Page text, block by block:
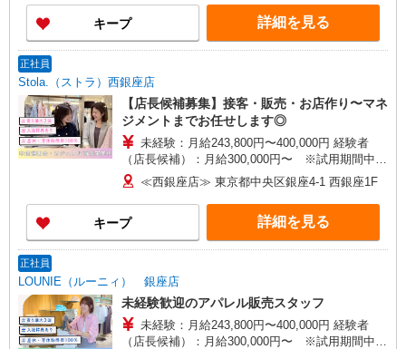
番街店／ミナモア広島店／博多阪急店／天神ソラ
リアプラザ店 ▽他、詳しくは備考をご参照くださ
い。
3万円まで交通費支給 ※試用期間（2〜3ヶ月）も
同条件 【手当】固定残業手当／資格手当／店舗職
制手当／住宅手当（実家外かつ賃貸の場合のみ別
当の種類はエリアにより異なります。詳細は面接
時にお尋ねください。 ＼入社３大特典キャンペー
ン実施中！／※詳細は備考欄にて
キープ 詳細を見る
正社員
Stola.（ストラ）西銀座店
【店長候補募集】接客・販売・お店作り〜マネ
ジメントまでお任せします◎
未経験：月給243,800円〜400,000円 経験者
（店長候補）：月給300,000円〜 ※試用期間中は
270,000円〜 ★固定残業手当：30,800円（月給に
含む） ※経験・能力考慮 ※固定残業時間は1ヶ月
あたり20時間、超過時は追加で残業手当支給 ※月
3万円まで交通費支給 ※試用期間（2〜3ヶ月）も
同条件 【手当】固定残業手当／資格手当／店舗職
途支給）※試用期間明けから支給／特別手当 ※手
当の種類はエリアにより異なります。詳細は面接
時にお尋ねください。
≪西銀座店≫ 東京都中央区銀座4-1 西銀座1F
キープ 詳細を見る
正社員
LOUNIE（ルーニィ） 銀座店
未経験歓迎のアパレル販売スタッフ
未経験：月給243,800円〜400,000円 経験者
（店長候補）：月給300,000円〜 ※試用期間中は